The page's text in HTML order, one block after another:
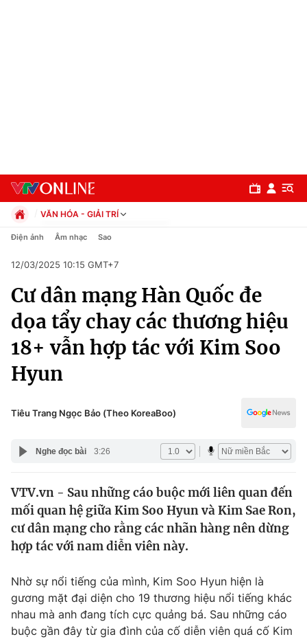
Chuyên mục
Chính trị
Xã hội
Tin tức
Thế giới đó đây
Câu chuyện quốc tế
Kinh tế
Tài chính
Góc doanh nghiệp
Dữ liệu và đời sống
Truyền hình
Phim VTV
Giải trí
VĂN HÓA - GIẢI TRÍ
Chính trị
Pháp luật
Kinh tế
Thể thao
Truyền hình
Văn hóa - Giải trí
Đời sống
Giáo dục
Điện ảnh Âm nhạc Sao
12/03/2025 10:15 GMT+7
Cư dân mạng Hàn Quốc đe
dọa tẩy chay các thương hiệu
18+ vẫn hợp tác với Kim Soo
Hyun
Tiêu Trang Ngọc Bảo (Theo KoreaBoo)
Nghe đọc bài 3:26
VTV.vn - Sau những cáo buộc mới liên quan đến
mối quan hệ giữa Kim Soo Hyun và Kim Sae Ron,
cư dân mạng cho rằng các nhãn hàng nên dừng
hợp tác với nam diễn viên này.
Nhờ sự nổi tiếng của mình, Kim Soo Hyun hiện là
gương mặt đại diện cho 19 thương hiệu nổi tiếng khác
nhau mà anh đang tích cực quảng bá. Sau những cáo
buộc gần đây từ gia đình của cố diễn viên quá cố Kim